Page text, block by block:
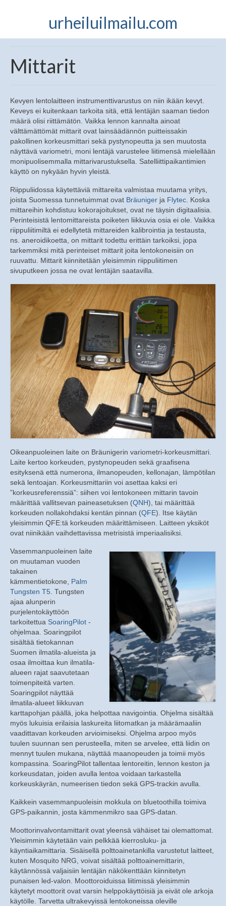
urheiluilmailu.com
Mittarit
Kevyen lentolaitteen instrumenttivarustus on niin ikään kevyt.
Keveys ei kuitenkaan tarkoita sitä, että lentäjän saaman tiedon
määrä olisi riittämätön. Vaikka lennon kannalta ainoat
välttämättömät mittarit ovat lainsäädännön puitteissakin
pakollinen korkeusmittari sekä pystynopeutta ja sen muutosta
näyttävä variometri, moni lentäjä varustelee liitimensä mielellään
monipuolisemmalla mittarivarustuksella. Satelliittipaikantimien
käyttö on nykyään hyvin yleistä.
Riippuliidossa käytettäviä mittareita valmistaa muutama yritys,
joista Suomessa tunnetuimmat ovat Bräuniger ja Flytec . Koska
mittareihin kohdistuu kokorajoitukset, ovat ne täysin digitaalisia.
Perinteisistä lentomittareista poiketen liikkuvia osia ei ole. Vaikka
riippuliitimiltä ei edellytetä mittareiden kalibrointia ja testausta,
ns. aneroidikoetta, on mittarit todettu erittäin tarkoiksi, jopa
tarkemmiksi mitä perinteiset mittarit joita lentokoneisiin on
ruuvattu. Mittarit kiinnitetään yleisimmin riippuliitimen
sivuputkeen jossa ne ovat lentäjän saatavilla.
Oikeanpuoleinen laite on Bräunigerin variometri-korkeusmittari.
Laite kertoo korkeuden, pystynopeuden sekä graafisena
esityksenä että numerona, ilmanopeuden, kellonajan, lämpötilan
sekä lentoajan. Korkeusmittariin voi asettaa kaksi eri
”korkeusreferenssiä”: siihen voi lentokoneen mittarin tavoin
määrittää vallitsevan paineasetuksen (QNH), tai määrittää
korkeuden nollakohdaksi kentän pinnan (QFE). Itse käytän
yleisimmin QFE:tä korkeuden määrittämiseen. Laitteen yksiköt
ovat niinikään vaihdettavissa metrisistä imperiaalisiksi.
Vasemmanpuoleinen laite
on muutaman vuoden
takainen
kämmentietokone, Palm
Tungsten T5 . Tungsten
ajaa alunperin
purjelentokäyttöön
tarkoitettua SoaringPilot -
ohjelmaa. Soaringpilot
sisältää tietokannan
Suomen ilmatila-alueista ja
osaa ilmoittaa kun ilmatila-
alueen rajat saavutetaan
toimenpiteitä varten.
Soaringpilot näyttää
ilmatila-alueet liikkuvan
karttapohjan päällä, joka helpottaa navigointia. Ohjelma sisältää
myös lukuisia erilaisia laskureita liitomatkan ja määrämaaliin
vaadittavan korkeuden arvioimiseksi. Ohjelma arpoo myös
tuulen suunnan sen perusteella, miten se arvelee, että liidin on
mennyt tuulen mukana, näyttää maanopeuden ja toimii myös
kompassina. SoaringPilot tallentaa lentoreitin, lennon keston ja
korkeusdatan, joiden avulla lentoa voidaan tarkastella
korkeuskäyrän, numeerisen tiedon sekä GPS-trackin avulla.
Kaikkein vasemmanpuoleisin mokkula on bluetoothilla toimiva
GPS-paikannin, josta kämmenmikro saa GPS-datan.
Moottorinvalvontamittarit ovat yleensä vähäiset tai olemattomat.
Yleisimmin käytetään vain pelkkää kierrosluku- ja
käyntiaikamittaria. Sisäisellä polttoainetankilla varustetut laitteet,
kuten Mosquito NRG, voivat sisältää polttoainemittarin,
käytännössä valjaisiin lentäjän näkökenttään kiinnitetyn
punaisen led-valon. Moottoroiduissa liitimissä yleisimmin
käytetyt moottorit ovat varsin helppokäyttöisiä ja eivät ole arkoja
käytölle. Tarvetta ultrakevyissä lentokoneissa oleville